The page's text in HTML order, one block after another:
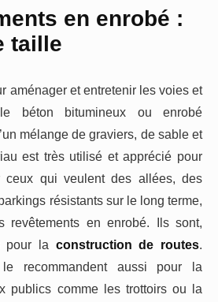
en enrobé :
taille
aménager et entretenir les voies et
béton bitumineux ou enrobé
mélange de graviers, de sable et
est très utilisé et apprécié pour
ceux qui veulent des allées, des
résistants sur le long terme,
revêtements en enrobé. Ils sont,
pour la construction de routes.
le recommandent aussi pour la
publics comme les trottoirs ou la